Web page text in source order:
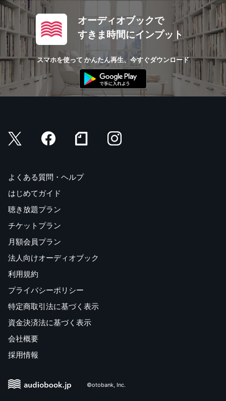
オーディオブックで
すきま時間にインプット
スマホを使って かんたん再生、今すぐダウンロード
よくある質問・ヘルプ
はじめてガイド
聴き放題プラン
チケットプラン
月額会員プラン
法人向けオーディオブック
利用規約
プライバシーポリシー
特定商取引法に基づく表示
資金決済法に基づく表示
会社概要
採用情報
©otobank, Inc.